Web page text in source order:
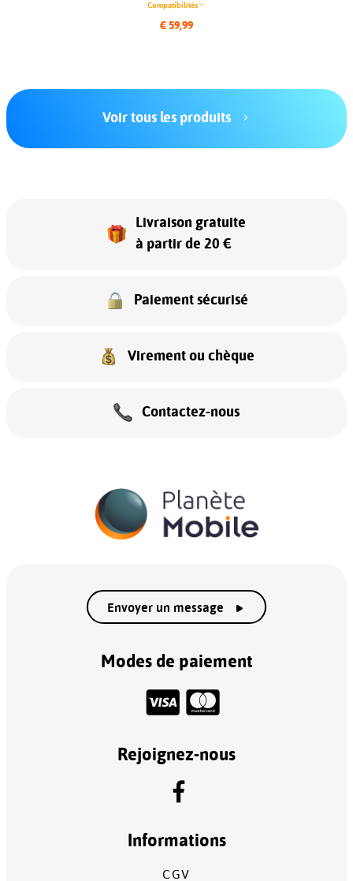
Compatibilités
€ 59,99
Voir tous les produits
Livraison gratuite
à partir de 20 €
Paiement sécurisé
Virement ou chèque
Contactez-nous
Envoyer un message
Modes de paiement
Rejoignez-nous
Informations
CGV